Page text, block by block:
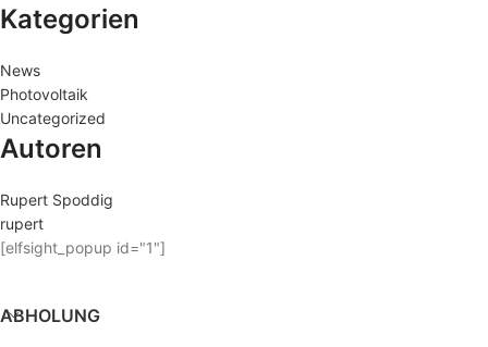
Kategorien
News
Photovoltaik
Uncategorized
Autoren
Rupert Spoddig
rupert
[elfsight_popup id="1"]
ABHOLUNG